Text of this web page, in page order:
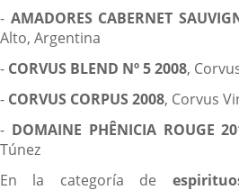
- AMADORES CABERNET
Alto, Argentina
- CORVUS BLEND Nº 52008,
- CORVUS CORPUS 2008, Corvus
- DOMAINE PHÊNICIA ROUGE
Túnez
En la categoría de